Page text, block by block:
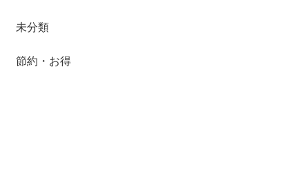
未分類
節約・お得